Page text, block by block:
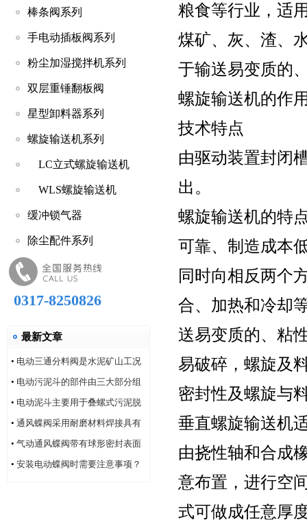
棒条阀系列
手电动插板阀系列
粉尘加湿搅拌机系列
双层重锤翻板阀
星型卸料器系列
螺旋输送机系列
LC立式螺旋输送机
WLS螺旋输送机
缓冲锁气器
除尘配件系列
0317-8250826
最新文章
• 电动三通分料阀是水泥矿山工况
的系列产品
• 电动污泥斗的部件由三大部分组
成
• 电动泥斗主要用于叠螺式污泥脱
水机
• 通风蝶阀采用耐磨材料焊接具有
耐磨性好的特点
• 气动通风蝶阀带有球形密封表面
的衬氟塑料
• 安装电动蝶阀时需要注意事项？
粮食等行业，适
煤矿、灰、渣、
于输送易变质的
螺旋输送机的作
技术特点
由驱动装置封闭
出。
螺旋输送机的特
可靠、制造成本
同时向相反两个
合、加热和冷却
送易变质的、粘
易破碎，螺旋及
密封性及螺旋与
垂直螺旋输送机
由挠性轴和合成
意布置，进行空
式可做成任意厚